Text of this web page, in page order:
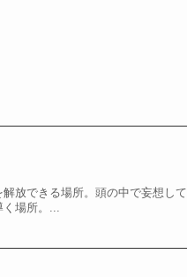
放できる場所。頭の中で妄想して
く場所。...